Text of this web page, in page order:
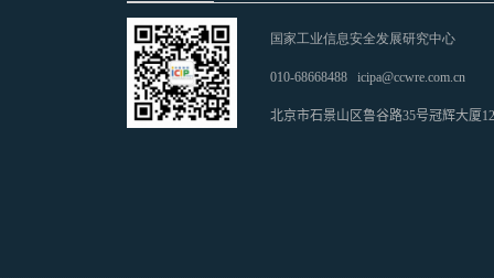
国家工业信息安全发展研究中心
010-68668488 icipa@ccwre.com.cn
北京市石景山区鲁谷路35号冠辉大厦